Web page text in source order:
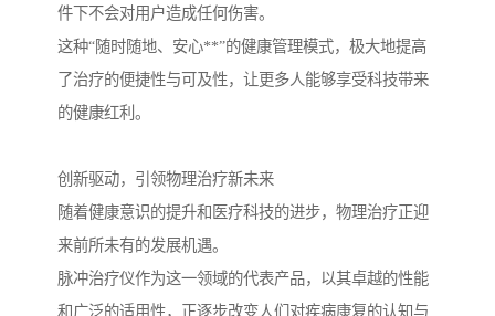
件下不会对用户造成任何伤害。
这种“随时随地、安心**”的健康管理模式，极大地提高
了治疗的便捷性与可及性，让更多人能够享受科技带来
的健康红利。
创新驱动，引领物理治疗新未来
随着健康意识的提升和医疗科技的进步，物理治疗正迎
来前所未有的发展机遇。
脉冲治疗仪作为这一领域的代表产品，以其卓越的性能
和广泛的适用性，正逐步改变人们对疾病康复的认知与